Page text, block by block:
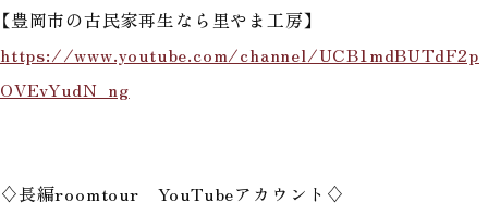
【豊岡市の古民家再生なら里やま工房】
https://www.youtube.com/channel/UCB1mdBUTdF2p
OVEvYudN_ng
♢長編roomtour YouTubeアカウント♢